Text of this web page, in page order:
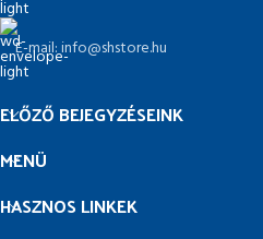
E-mail: info@shstore.hu
ELŐZŐ BEJEGYZÉSEINK
MENÜ
HASZNOS LINKEK